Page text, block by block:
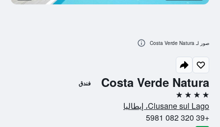
Costa Verde Natura فندق
4 نجوم
Clusane sul Lago، إيطاليا
+39 320 082 5981
صور لـ Costa Verde Natura